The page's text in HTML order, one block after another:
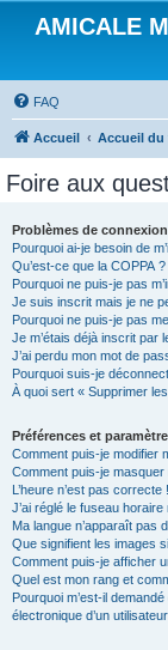
AMICALE
FAQ
Accueil Accueil du
Foire aux
Problèmes de
Pourquoi ai-je besoin de
Qu’est-ce que la COPPA ?
Pourquoi ne puis-je pas
Je suis inscrit mais je ne
Pourquoi ne puis-je pas
Je m’étais déjà inscrit par
J’ai perdu mon mot de
Pourquoi suis-je
À quoi sert « Supprimer
Préférences et
Comment puis-je modifier
Comment puis-je masquer
L’heure n’est pas correcte !
J’ai réglé le fuseau
Ma langue n’apparaît pas
Que signifient les images
Comment puis-je afficher
Quel est mon rang et
Pourquoi m’est-il
électronique d’un